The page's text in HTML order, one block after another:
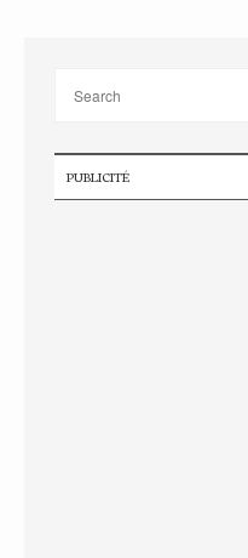
PUBLICITÉ